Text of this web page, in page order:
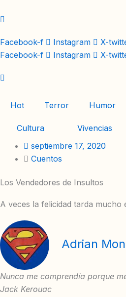
al
Facebook-f
Instagram X-
Facebook-f
Instagram X-
Hot Terror Humor
Cultura Vivencias
septiembre 17, 2020
Cuentos
Los Vendedores de Insultos
A veces la felicidad tarda mucho
Adrian
Nunca me comprendía porque
Jack Kerouac